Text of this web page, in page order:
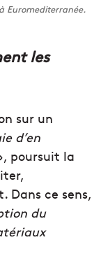
Euromediterranée.
les
sur un
d’en
poursuit la
Dans ce sens,
du